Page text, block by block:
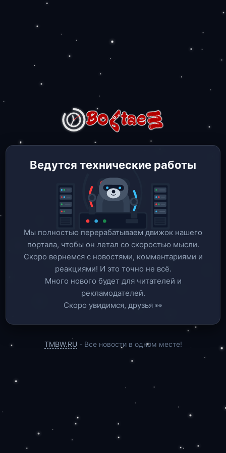
Ведутся технические работы
Мы полностью перерабатываем движок нашего
портала, чтобы он летал со скоростью мысли.
Скоро вернемся c новостями, комментариями и
реакциями! И это точно не всё.
Много нового будет для читателей и
рекламодателей.
Скоро увидимся, друзья 👀
TMBW.RU - Все новости в одном месте!